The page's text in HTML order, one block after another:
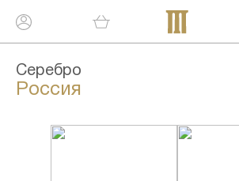
Серебро
Россия